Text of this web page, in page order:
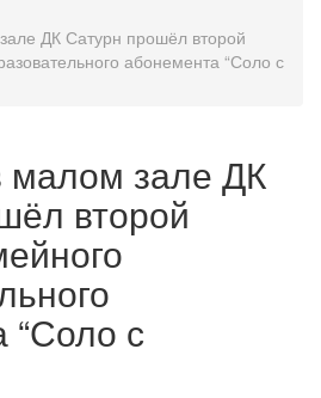
ДК Сатурн прошёл второй
абонемента “Соло с
малом зале ДК
второй
“Соло с